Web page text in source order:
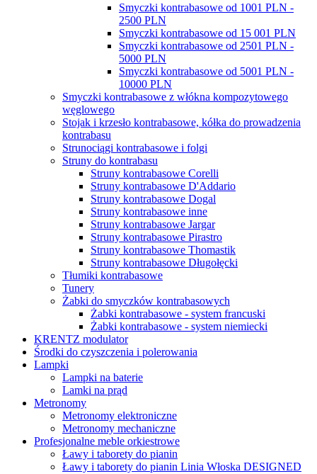
Smyczki kontrabasowe od 1001 PLN -
2500 PLN
Smyczki kontrabasowe od 15 001 PLN
Smyczki kontrabasowe od 2501 PLN -
5000 PLN
Smyczki kontrabasowe od 5001 PLN -
10000 PLN
Smyczki kontrabasowe z włókna kompozytowego
węglowego
Stojak i krzesło kontrabasowe, kółka do prowadzenia
kontrabasu
Strunociągi kontrabasowe i folgi
Struny do kontrabasu
Struny kontrabasowe Corelli
Struny kontrabasowe D'Addario
Struny kontrabasowe Dogal
Struny kontrabasowe inne
Struny kontrabasowe Jargar
Struny kontrabasowe Pirastro
Struny kontrabasowe Thomastik
Struny kontrabasowe Długołęcki
Tłumiki kontrabasowe
Tunery
Żabki do smyczków kontrabasowych
Żabki kontrabasowe - system francuski
Żabki kontrabasowe - system niemiecki
KRENTZ modulator
Środki do czyszczenia i polerowania
Lampki
Lampki na baterie
Lamki na prąd
Metronomy
Metronomy elektroniczne
Metronomy mechaniczne
Profesjonalne meble orkiestrowe
Ławy i taborety do pianin
Ławy i taborety do pianin Linia Włoska DESIGNED